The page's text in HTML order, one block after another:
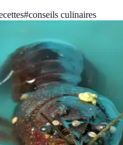
#conseils culinaires